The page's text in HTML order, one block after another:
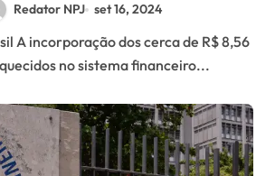
Redator NPJ set 16, 2024
no sistema financeiro...